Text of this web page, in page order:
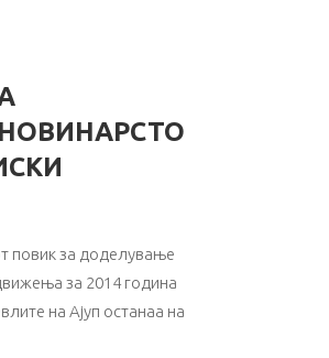
повик за доделување
за 2014 година
на Ајуп останаа на